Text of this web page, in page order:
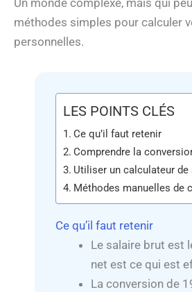
Un monde complexe, mais qui
méthodes simples pour calculer
personnelles.
LES POINTS CLÉS
Ce qu’il faut retenir
Comprendre la
Utiliser un calculateur de
Méthodes manuelles de
Ce qu’il faut retenir
Le salaire brut est
net est ce qui est
La conversion de